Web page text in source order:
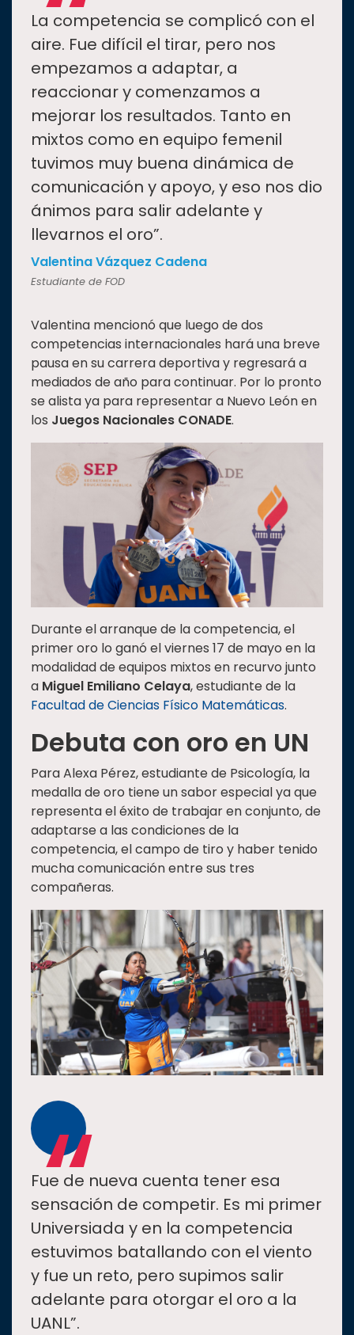
La competencia se complicó con el
aire. Fue difícil el tirar, pero nos
empezamos a adaptar, a
reaccionar y comenzamos a
mejorar los resultados. Tanto en
mixtos como en equipo femenil
tuvimos muy buena dinámica de
comunicación y apoyo, y eso nos dio
ánimos para salir adelante y
llevarnos el oro”.
Valentina Vázquez Cadena
Estudiante de FOD
Valentina mencionó que luego de dos
competencias internacionales hará una breve
pausa en su carrera deportiva y regresará a
mediados de año para continuar. Por lo pronto
se alista ya para representar a Nuevo León en
los Juegos Nacionales CONADE.
Durante el arranque de la competencia, el
primer oro lo ganó el viernes 17 de mayo en la
modalidad de equipos mixtos en recurvo junto
a Miguel Emiliano Celaya, estudiante de la
Facultad de Ciencias Físico Matemáticas.
Debuta con oro en UN
Para Alexa Pérez, estudiante de Psicología, la
medalla de oro tiene un sabor especial ya que
representa el éxito de trabajar en conjunto, de
adaptarse a las condiciones de la
competencia, el campo de tiro y haber tenido
mucha comunicación entre sus tres
compañeras.
“
Fue de nueva cuenta tener esa
sensación de competir. Es mi primer
Universiada y en la competencia
estuvimos batallando con el viento
y fue un reto, pero supimos salir
adelante para otorgar el oro a la
UANL”.